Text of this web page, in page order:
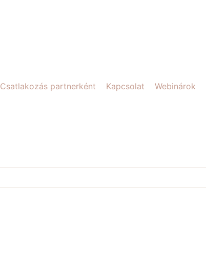
Csatlakozás partnerként Kapcsolat Webinárok